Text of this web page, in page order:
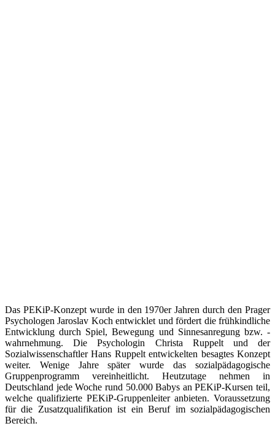
Das PEKiP-Konzept wurde in den 1970er Jahren durch den Prager
Psychologen Jaroslav Koch entwicklet und fördert die frühkindliche
Entwicklung durch Spiel, Bewegung und Sinnesanregung bzw. -
wahrnehmung. Die Psychologin Christa Ruppelt und der
Sozialwissenschaftler Hans Ruppelt entwickelten besagtes Konzept
weiter. Wenige Jahre später wurde das sozialpädagogische
Gruppenprogramm vereinheitlicht. Heutzutage nehmen in
Deutschland jede Woche rund 50.000 Babys an PEKiP-Kursen teil,
welche qualifizierte PEKiP-Gruppenleiter anbieten. Voraussetzung
für die Zusatzqualifikation ist ein Beruf im sozialpädagogischen
Bereich.